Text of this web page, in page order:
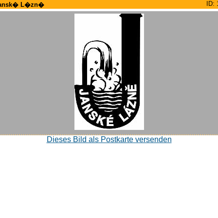
ID:
L�zn�
Dieses Bild als Postkarte versenden